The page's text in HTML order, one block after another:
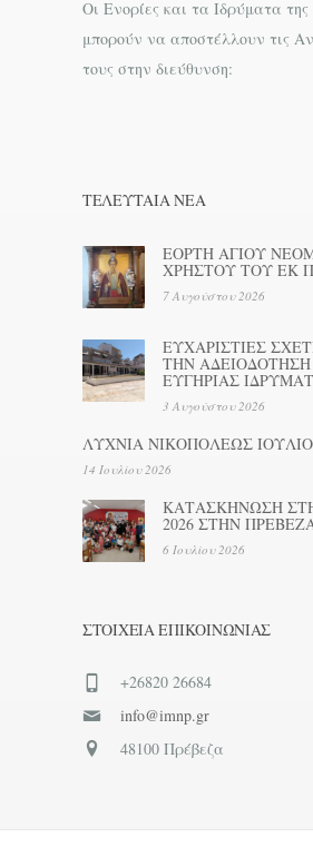
Οι Ενορίες και τα Ιδρύματα
μπορούν να αποστέλλουν τις
τους στην διεύθυνση:
ΤΕΛΕΥΤΑΊΑ ΝΕΑ
ΕΟΡΤΗ ΑΓΙΟΥ
ΧΡΗΣΤΟΥ ΤΟΥ ΕΚ
7 Αυγούστου 2026
ΕΥΧΑΡΙΣΤΙΕΣ
ΤΗΝ
ΕΥΓΗΡΙΑΣ
3 Αυγούστου 2026
ΛΥΧΝΙΑ ΝΙΚΟΠΟΛΕΩΣ
14 Ιουλίου 2026
ΚΑΤΑΣΚΗΝΩΣΗ
2026 ΣΤΗΝ
6 Ιουλίου 2026
ΣΤΟΙΧΕΊΑ ΕΠΙΚΟΙΝΩΝΊΑΣ
+26820 26684
info@imnp.gr
48100 Πρέβεζα